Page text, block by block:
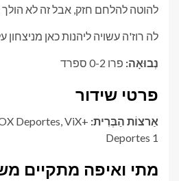
להוטה להלחם חזק, אבל זה לא הולך
לה רוז'ה עשויה ליהנות כאן מניצחון
נְבוּאָה: פרו 0-2 ספרד
פרטי שידור
אַרצוֹת הַבְּרִית: Deportes, ViX+
Deportes 1
מתי ואיפה מתקיים